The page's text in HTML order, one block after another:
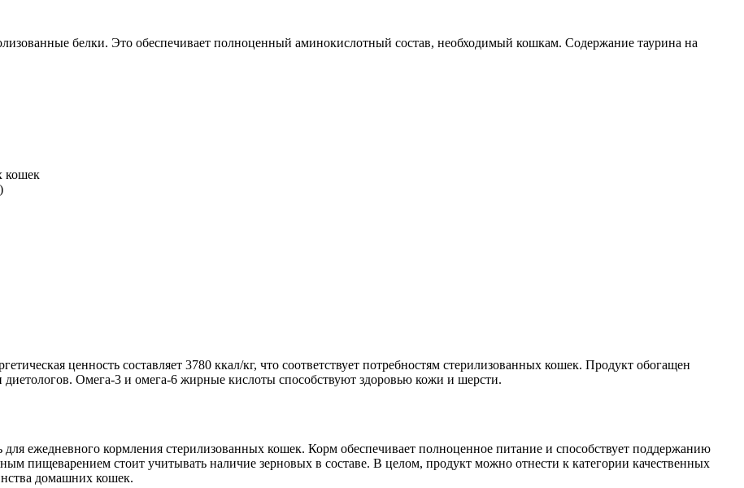
белки. Это обеспечивает полноценный аминокислотный состав, необходимый кошкам. Содержание таурина на
кошек
ценность составляет 3780 ккал/кг, что соответствует потребностям стерилизованных кошек. Продукт обогащен
Омега-3 и омега-6 жирные кислоты способствуют здоровью кожи и шерсти.
ежедневного кормления стерилизованных кошек. Корм обеспечивает полноценное питание и способствует поддержанию
пищеварением стоит учитывать наличие зерновых в составе. В целом, продукт можно отнести к категории качественных
домашних кошек.